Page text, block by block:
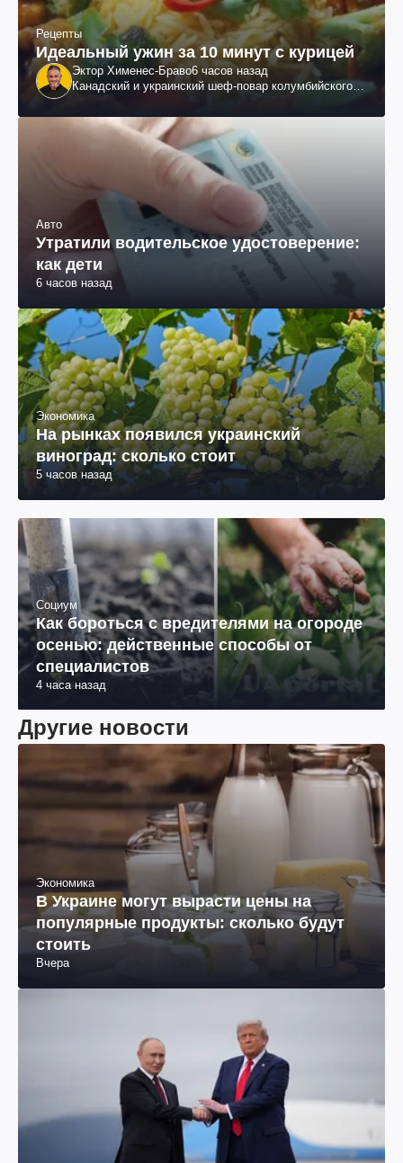
Рецепты
Идеальный ужин за 10 минут с курицей
Эктор Хименес-Браво6 часов назад
Канадский и украинский шеф-повар колумбийского
Авто
Утратили водительское удостоверение:
как дети
6 часов назад
Экономика
На рынках появился украинский
виноград: сколько стоит
5 часов назад
Социум
Как бороться с вредителями на огороде
осенью: действенные способы от
специалистов
4 часа назад
Другие новости
Экономика
В Украине могут вырасти цены на
популярные продукты: сколько будут
стоить
Вчера